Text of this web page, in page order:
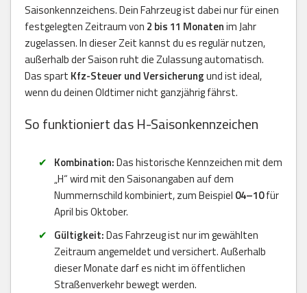
Saisonkennzeichens. Dein Fahrzeug ist dabei nur für einen
festgelegten Zeitraum von 2 bis 11 Monatenim Jahr
zugelassen. In dieser Zeit kannst du es regulär nutzen,
außerhalb der Saison ruht die Zulassung automatisch.
Das spart Kfz-Steuer und Versicherungund ist ideal,
wenn du deinen Oldtimer nicht ganzjährig fährst.
So funktioniert das H-Saisonkennzeichen
Kombination:Das historische Kennzeichen mit dem
„H“ wird mit den Saisonangaben auf dem
Nummernschild kombiniert, zum Beispiel 04–10für
April bis Oktober.
Gültigkeit:Das Fahrzeug ist nur im gewählten
Zeitraum angemeldet und versichert. Außerhalb
dieser Monate darf es nicht im öffentlichen
Straßenverkehr bewegt werden.